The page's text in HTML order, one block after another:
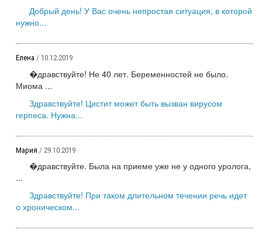
Добрый день! У Вас очень непростая ситуация, в которой
нужно...
Елена / 10.12.2019
�дравствуйте! Не 40 лет. Беременностей не было.
Миома ...
Здравствуйте! Цистит может быть вызван вирусом
герпеса. Нужна...
Мария / 29.10.2019
�дравствуйте. Была на приеме уже не у одного уролога,
...
Здравствуйте! При таком длительном течении речь идет
о хроническом...